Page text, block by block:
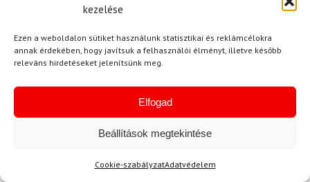
kezelése
Ezen a weboldalon sütiket használunk statisztikai és reklámcélokra
annak érdekében, hogy javítsuk a felhasználói élményt, illetve később
releváns hirdetéseket jelenítsünk meg.
Elfogad
Beállítások megtekintése
Cookie-szabályzatAdatvédelem
elsőre soknak tűnt, de most, hogy használom,
hogy a kötésnél kicsit nehezen allithato, de
ezt hamar meg lehet szokni.
darab a helyén volt és jól védve. Nagyon